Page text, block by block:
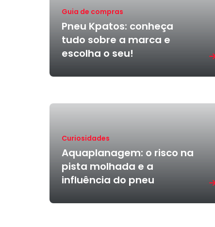
Guia de compras
Pneu Kpatos: conheça
tudo sobre a marca e
escolha o seu!
Curiosidades
Aquaplanagem: o risco na
pista molhada e a
influência do pneu